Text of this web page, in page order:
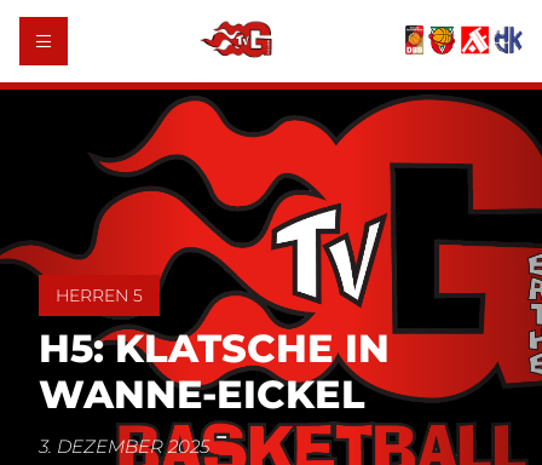
HERREN 5
H5: KLATSCHE IN
WANNE-EICKEL
3. DEZEMBER 2025